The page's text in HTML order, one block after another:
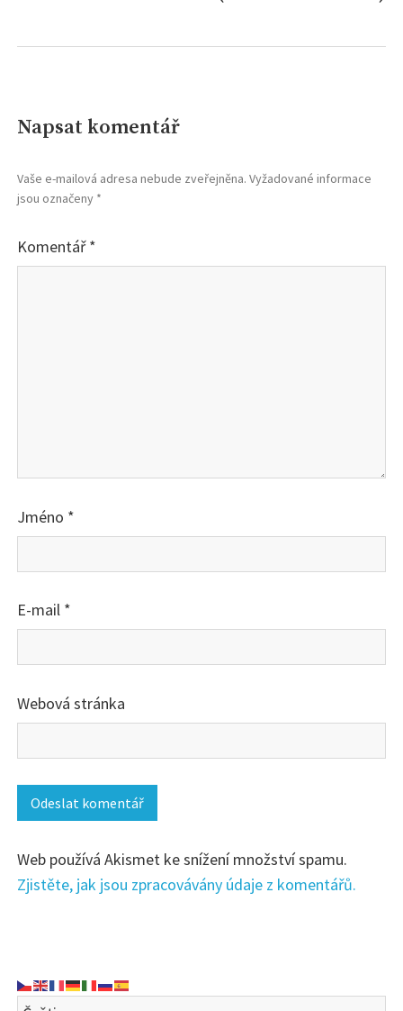
Napsat komentář
Vaše e-mailová adresa nebude zveřejněna. Vyžadované informace
jsou označeny *
Komentář*
Jméno *
E-mail *
Webová stránka
Web používá Akismet ke snížení množství spamu.
Zjistěte, jak jsou zpracovávány údaje z komentářů.